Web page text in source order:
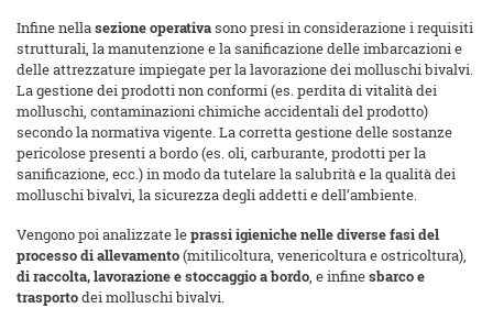
Infine nellasezione operativasono presi in considerazione i requisiti
strutturali, la manutenzione e la sanificazione delle imbarcazioni e
delle attrezzature impiegate per la lavorazione dei molluschi bivalvi.
La gestione dei prodotti non conformi (es. perdita di vitalità dei
molluschi, contaminazioni chimiche accidentali del prodotto)
secondo la normativa vigente. La corretta gestione delle sostanze
pericolose presenti a bordo (es. oli, carburante, prodotti per la
sanificazione, ecc.) in modo da tutelare la salubrità e la qualità dei
molluschi bivalvi, la sicurezza degli addetti e dell’ambiente.
Vengono poi analizzate leprassi igieniche nelle diverse fasi del
processo di allevamento(mitilicoltura, venericoltura e ostricoltura),
di raccolta, lavorazione e stoccaggio a bordo, e infinesbarco e
trasportodei molluschi bivalvi.